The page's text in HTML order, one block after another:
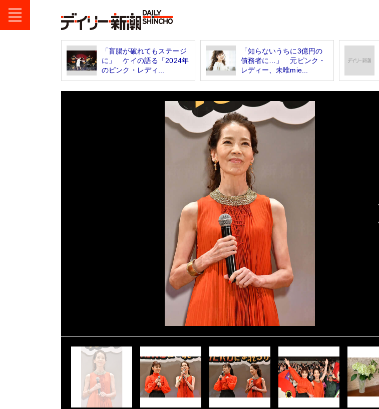
「盲腸が破れてもステージ
に」 ケイの語る「2024年
のピンク・レディ...
「知らないうちに3億円の
債務者に…」 元ピンク・
レディー、未唯mie...